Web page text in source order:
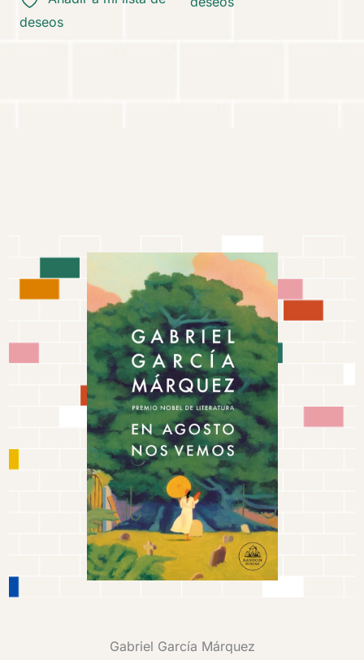
deseos
Gabriel García Márquez